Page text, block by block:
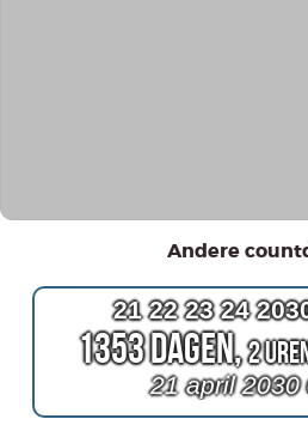
Andere
21 22 23 24
1353 Dagen,2
21 april 2030